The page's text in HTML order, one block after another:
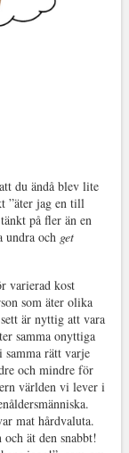
du ändå blev lite
”äter jag en till
på fler än en
undra och get
varierad kost
som äter olika
är nyttig att vara
samma onyttiga
samma rätt varje
och mindre för
världen vi lever i
mat hårdvaluta.
ät den snabbt!